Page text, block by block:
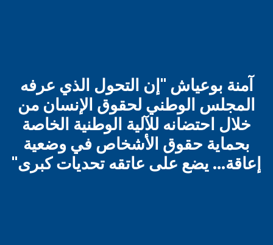
آمنة بوعياش "إن التحول الذي عرفه
المجلس الوطني لحقوق الإنسان من
خلال احتضانه للآلية الوطنية الخاصة
بحماية حقوق الأشخاص في وضعية
إعاقة... يضع على عاتقه تحديات كبرى"